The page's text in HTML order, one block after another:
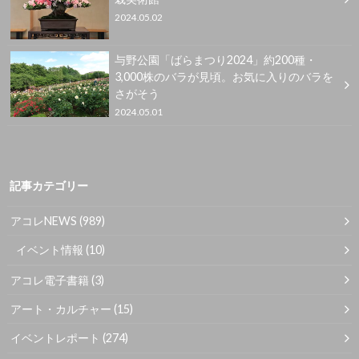
2024.05.02
与野公園「ばらまつり2024」約200種・
3,000株のバラが見頃。お気に入りのバラを
さがそう
2024.05.01
記事カテゴリー
アコレNEWS (989)
イベント情報 (10)
アコレ電子書籍 (3)
アート・カルチャー (15)
イベントレポート (274)